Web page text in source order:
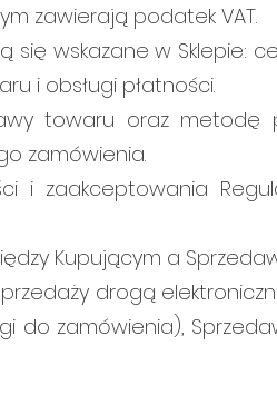
zawierają podatek VAT.
się wskazane w Sklepie:
i obsługi płatności.
towaru oraz metodę
zamówienia.
i zaakceptowania
Kupującym a
drogą
do zamówienia),